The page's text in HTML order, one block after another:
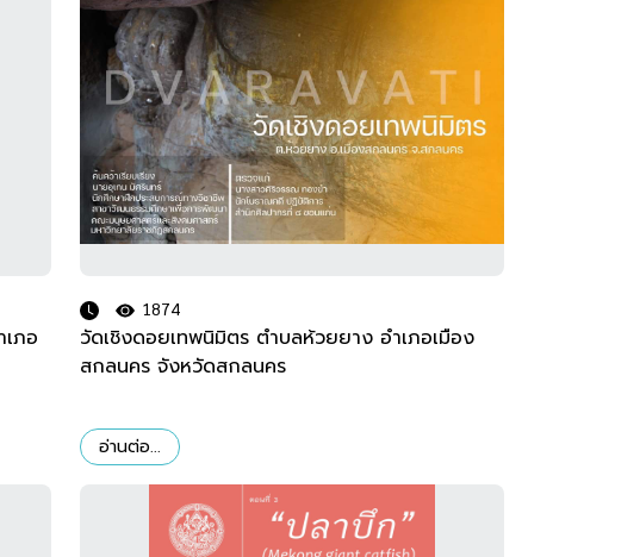
ภอ
1874
วัดเชิงดอยเทพนิมิตร ตำบลห้วยยาง อำเภอเมือง
สกลนคร จังหวัดสกลนคร
อ่านต่อ...